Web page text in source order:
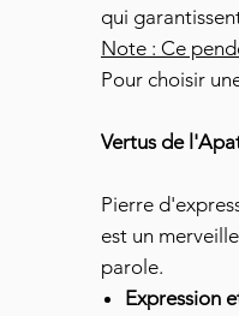
qui
Note : Ce
Pour choisir
Vertus de
Pierre
est un
parole.
Expression